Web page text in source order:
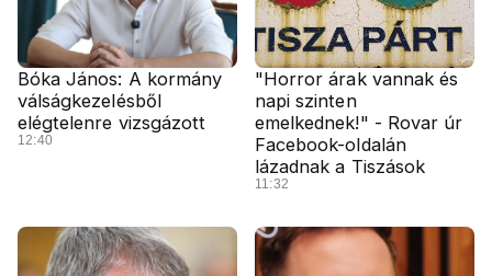
Bóka János: A kormány
válságkezelésből
elégtelenre vizsgázott
12:40
"Horror árak vannak és
napi szinten
emelkednek!" - Rovar úr
Facebook-oldalán
lázadnak a Tiszások
11:32